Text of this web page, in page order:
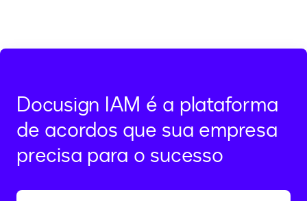
Docusign IAM é a plataforma
de acordos que sua empresa
precisa para o sucesso